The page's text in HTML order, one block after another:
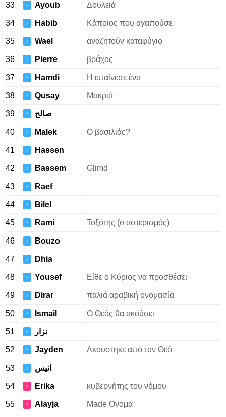
33 ♂ Ayoub Δουλειά
34 ♂ Habib Κάποιος που αγαπούσε.
35 ♂ Wael αναζητούν καταφύγιο
36 ♂ Pierre βράχος
37 ♂ Hamdi Η επαίνεσε ένα
38 ♂ Qusay Μακριά
39 ♂ صالح
40 ♂ Malek Ο βασιλιάς?
41 ♂ Hassen
42 ♂ Bassem Glimd
43 ♂ Raef
44 ♂ Bilel
45 ♂ Rami Τοξότης (ο αστερισμός)
46 ♂ Bouzo
47 ♂ Dhia
48 ♂ Yousef Είθε ο Κύριος να προσθέσει
49 ♂ Dirar παλιά αραβική ονομασία
50 ♂ Ismail Ο Θεός θα ακούσει
51 ♂ نزار
52 ♂ Jayden Ακούστηκε από τον Θεό
53 ♂ انيس
54 ♀ Erika κυβερνήτης του νόμου
55 ♀ Alayja Made Όνομα